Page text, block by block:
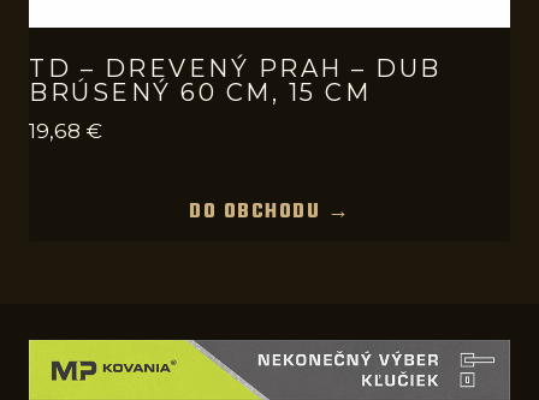
TD – DREVENÝ PRAH – DUB
BRÚSENÝ 60 CM, 15 CM
19,68 €
DO OBCHODU →